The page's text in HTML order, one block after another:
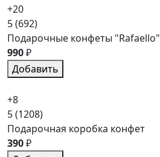
+20
5(692)
Подарочные конфеты "Rafaello"
990₽
Добавить
+8
5(1208)
Подарочная коробка конфет
390₽